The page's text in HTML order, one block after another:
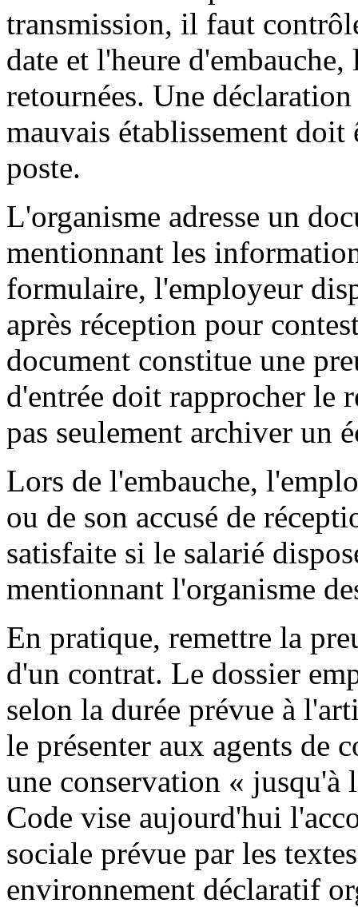
transmission, il faut
date et l'heure
retournées. Une
mauvais établissement
poste.
L'organisme adresse un
mentionnant les
formulaire, l'employeur
après réception pour
document constitue une
d'entrée doit rapprocher le
pas seulement archiver un
Lors de l'embauche,
ou de son accusé de
satisfaite si le salarié
mentionnant l'organisme
En pratique, remettre la
d'un contrat. Le dossier
selon la durée prévue à
le présenter aux agents de
une conservation « jusqu'à
Code vise aujourd'hui
sociale prévue par les
environnement déclaratif